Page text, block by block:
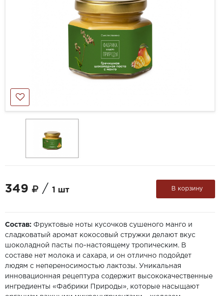
349 / 1 шт В корзину
Состав: Фруктовые ноты кусочков сушеного манго и
сладковатый аромат кокосовый стружки делают вкус
шоколадной пасты по-настоящему тропическим. В
составе нет молока и сахара, и он отлично подойдет
людям с непереносимостью лактозы. Уникальная
инновационная рецептура содержит высококачественные
ингредиенты «Фабрики Природы», которые насыщают